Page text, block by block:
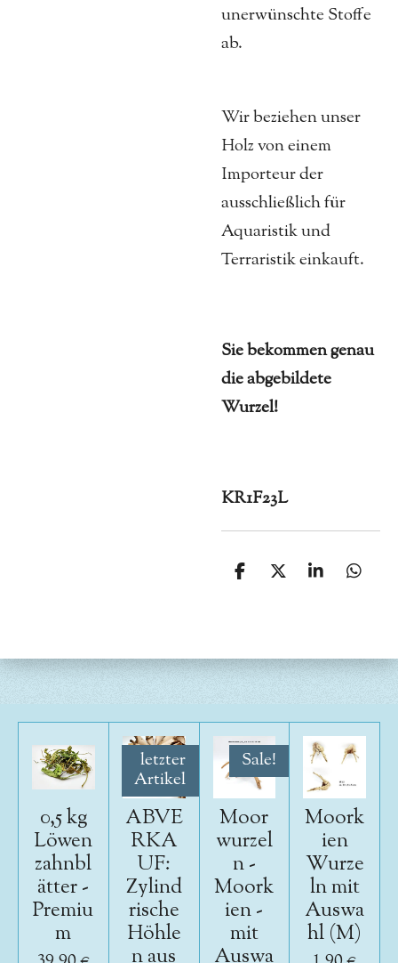
unerwünschte Stoffe
ab.
Wir beziehen unser
Holz von einem
Importeur der
ausschließlich für
Aquaristik und
Terraristik einkauft.
Sie bekommen genau
die abgebildete
Wurzel!
KR1F23L
T
n
T
n
T
n
T
n
0,5 kg
Löwen
zahnbl
ätter -
Premiu
m
letzter
Artikel
ABVE
RKA
UF:
Zylind
rische
Höhle
Sale!
Moor
wurzel
n -
Moork
ien -
mit
Moork
ien
Wurze
ln mit
Auswa
hl (M)